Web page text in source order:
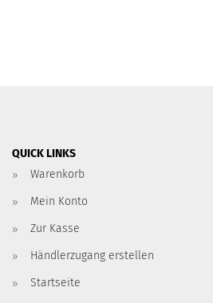
QUICK LINKS
Warenkorb
Mein Konto
Zur Kasse
Händlerzugang erstellen
Startseite